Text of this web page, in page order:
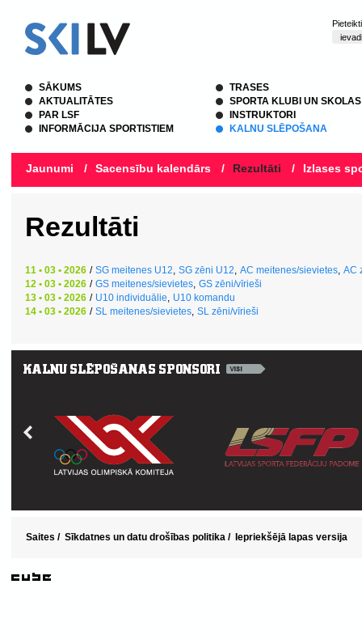
SĀKUMS
AKTUALITĀTES
PAR LSF
INFORMĀCIJA SPORTISTIEM
TRASES
SPORTA KLUBI UN SKOLAS
INSTRUKTORI
KALNU SLĒPOŠANA
Jaunumi / Sacensību kalendārs / Rezultāti / Izlases
Rezultāti
11 • 03 • 2026 / SG meitenes U12, SG zēni U12, AC meitenes/sievietes, AC
12 • 03 • 2026 / GS meitenes/sievietes, GS zēni/vīrieši
13 • 03 • 2026 / U10 individuālie, U10 komandu
14 • 03 • 2026 / SL meitenes/sievietes, SL zēni/vīrieši
Saites / Sīkdatnes un datu drošības politika / Iepriekšējā lapas versija